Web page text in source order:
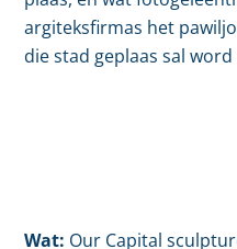
argiteksfirmas het
die stad geplaas sal word
Wat: Our Capital